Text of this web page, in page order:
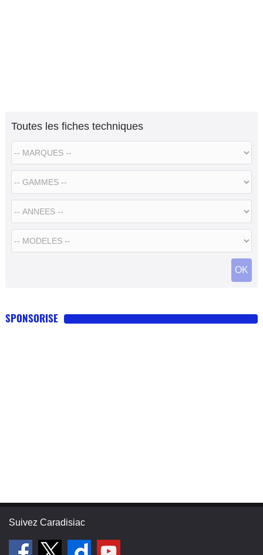
Toutes les fiches techniques
SPONSORISE
Suivez Caradisiac